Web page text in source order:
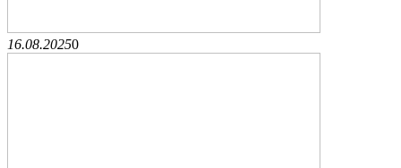
16.08.20250